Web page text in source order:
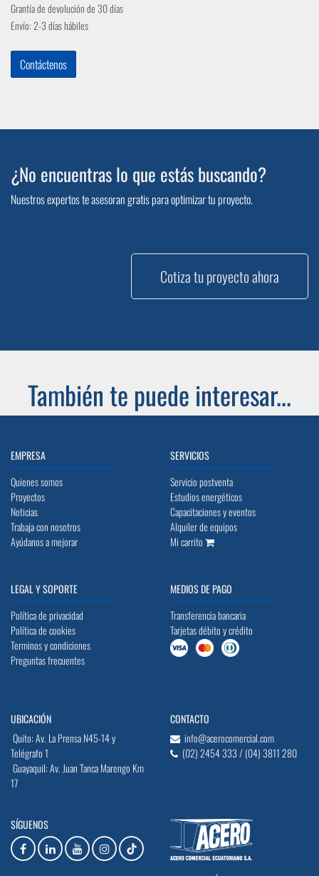
Grantía de devolución de 30 días
Envío: 2-3 días hábiles
Contáctenos
¿No encuentras lo que estás buscando?
Nuestros expertos te asesoran gratis para optimizar tu proyecto.
Cotiza tu proyecto ahora
También te puede interesar...
EMPRESA
Quienes somos
Proyectos
Noticias
Trabaja con nosotros
Ayúdanos a mejorar
SERVICIOS
Servicio postventa
Estudios energéticos
Capacitaciones y eventos
Alquiler de equipos
Mi carrito
LEGAL Y SOPORTE
Política de privacidad
Política de cookies
Terminos y condiciones
Preguntas frecuentes
MEDIOS DE PAGO
Transferencia bancaria
Tarjetas débito y crédito
UBICACIÓN
Quito: Av. La Prensa N45-14 y
Telégrafo 1
Guayaquil: Av. Juan Tanca Marengo Km
17
CONTACTO
info@acerocomercial.com
(02) 2454 333 / (04) 3811 280
SÍGUENOS